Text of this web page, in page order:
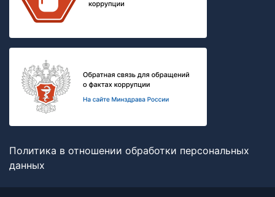
Политика в отношении обработки персональных
данных